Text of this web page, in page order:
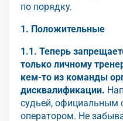
по порядку.
1. Положительные
1.1. Теперь
только личному
кем-то из команды
дисквалификации.
судьей, официальным
оператором. Не